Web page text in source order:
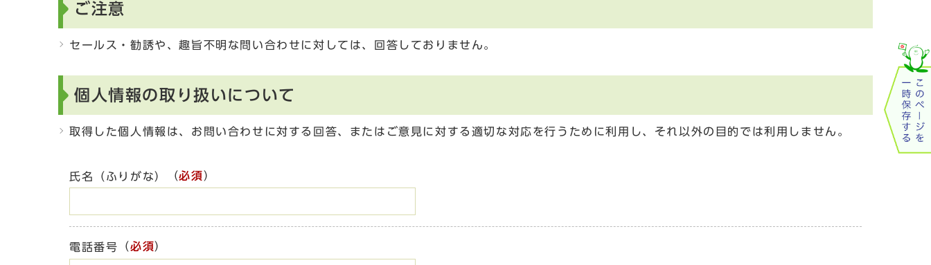
ご注意
セールス・勧誘や、趣旨不明な問い合わせに対しては、回答しておりません。
個人情報の取り扱いについて
取得した個人情報は、お問い合わせに対する回答、またはご意見に対する適切な対応を行うために利用し、それ以外の目的では利用しません。
氏名（ふりがな） （必須）
電話番号 （必須）